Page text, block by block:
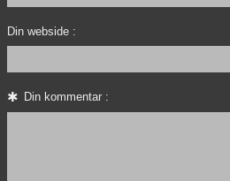
Din webside :
Din kommentar :